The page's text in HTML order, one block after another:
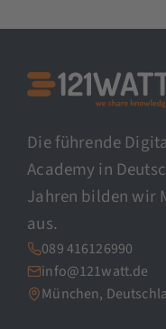
Die führende
Academy in
Jahren bilden wir
aus.
089 416126990
info@121watt.de
München,